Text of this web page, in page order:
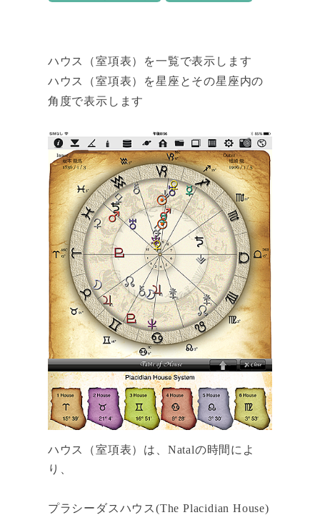
ハウス（室項表）を一覧で表示します
ハウス（室項表）を星座とその星座内の
角度で表示します
ハウス（室項表）は、Natalの時間によ
り、
プラシーダスハウス(The Placidian House)